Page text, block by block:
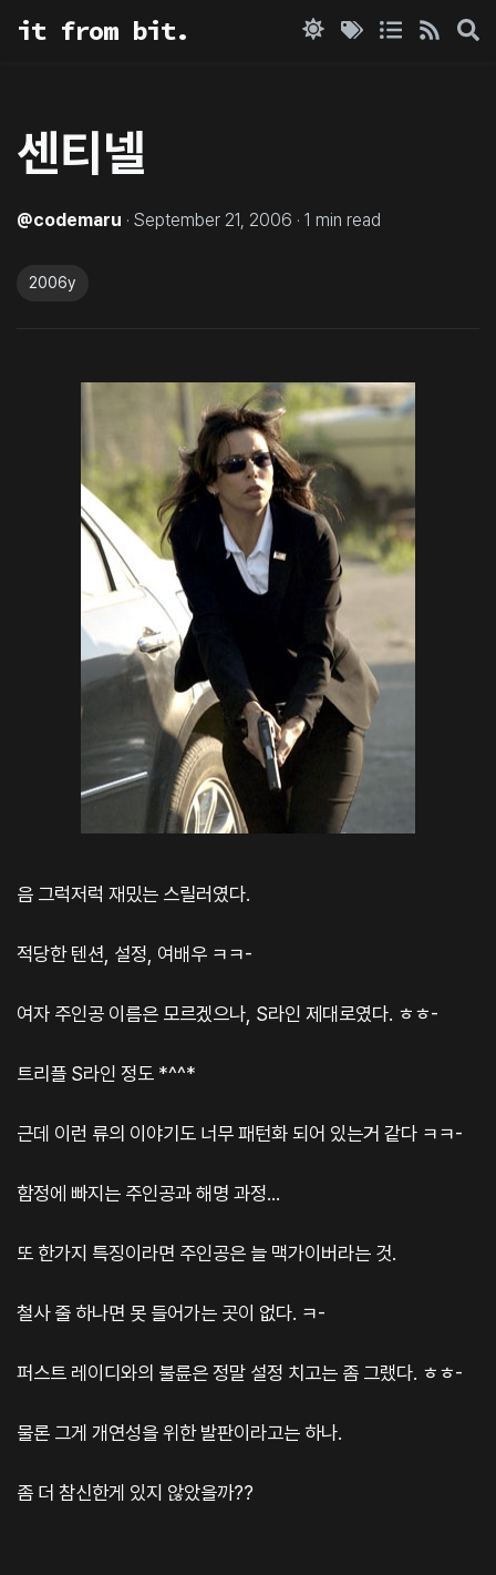
it from bit.
센티넬
@codemaru · September 21, 2006 · 1 min read
2006y
음 그럭저럭 재밌는 스릴러였다.
적당한 텐션, 설정, 여배우 ㅋㅋ-
여자 주인공 이름은 모르겠으나, S라인 제대로였다. ㅎㅎ-
트리플 S라인 정도 *^^*
근데 이런 류의 이야기도 너무 패턴화 되어 있는거 같다 ㅋㅋ-
함정에 빠지는 주인공과 해명 과정...
또 한가지 특징이라면 주인공은 늘 맥가이버라는 것.
철사 줄 하나면 못 들어가는 곳이 없다. ㅋ-
퍼스트 레이디와의 불륜은 정말 설정 치고는 좀 그랬다. ㅎㅎ-
물론 그게 개연성을 위한 발판이라고는 하나.
좀 더 참신한게 있지 않았을까??